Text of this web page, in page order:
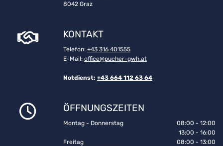
8042 Graz
 KONTAKT
Telefon: +43 316 401555
E-Mail: office@pucher-gwh.at
Notdienst: +43 664 112 63 64
 ÖFFNUNGSZEITEN
Montag - Donnerstag
08:00 - 12:00
13:00 - 16:00
Freitag
08:00 - 13:00